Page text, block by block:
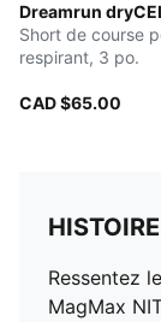
Dreamrun
Short de course
respirant, 3 po.
CAD $65.00
Ressentez
MagMax